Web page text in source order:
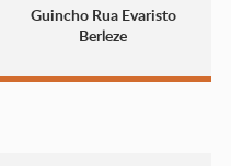
Guincho Rua Evaristo
Berleze